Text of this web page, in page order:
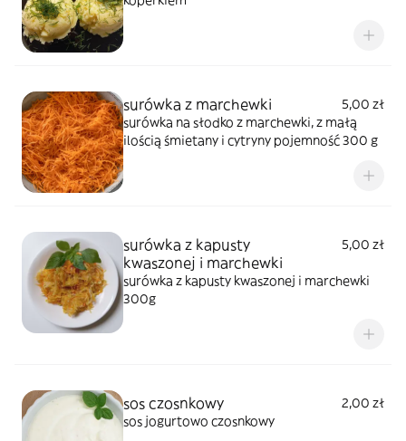
surówka z marchewki
5,00 zł
surówka na słodko z marchewki, z małą
ilością śmietany i cytryny pojemność 300 g
surówka z kapusty
kwaszonej i marchewki
5,00 zł
surówka z kapusty kwaszonej i marchewki
300g
sos czosnkowy
2,00 zł
sos jogurtowo czosnkowy